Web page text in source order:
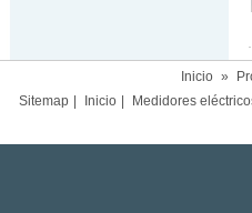
Inicio »
Sitemap
Inicio Medidores